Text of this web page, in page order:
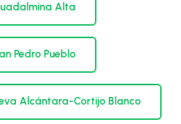
Alta
Pedro Pueblo
Alcántara-Cortijo Blanco